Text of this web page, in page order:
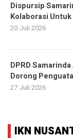
Dispursip
Kolaborasi
20 Juli 2026
DPRD
Dorong
27 Juli 2026
IKN